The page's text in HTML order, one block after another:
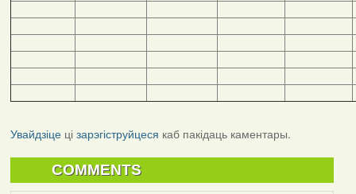
Увайдзіцеці зарэгіструйцеся каб пакідаць каментары.
COMMENTS